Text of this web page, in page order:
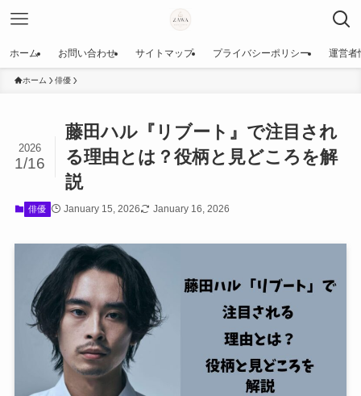
ホーム お問い合わせ サイトマップ プライバシーポリシー 運営者
ホーム 俳優
藤田ハル『リブート』で注目され
る理由とは？役柄と見どころを解
説
2026
1/16
俳優 January 15, 2026 January 16, 2026